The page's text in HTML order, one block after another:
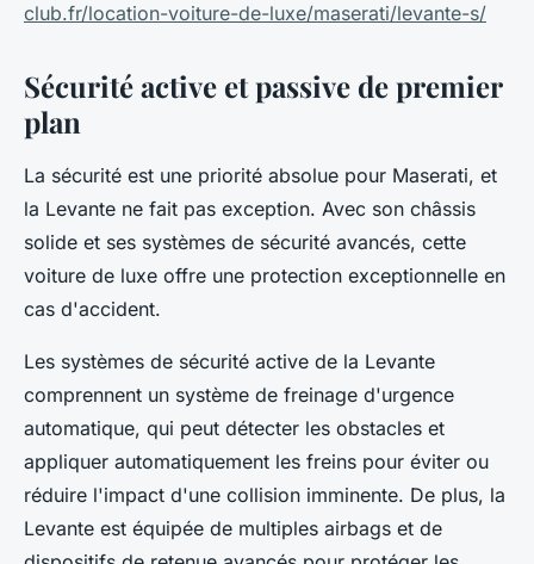
club.fr/location-voiture-de-luxe/maserati/levante-s/
Sécurité active et passive de premier
plan
La sécurité est une priorité absolue pour Maserati, et
la Levante ne fait pas exception. Avec son châssis
solide et ses systèmes de sécurité avancés, cette
voiture de luxe offre une protection exceptionnelle en
cas d'accident.
Les systèmes de sécurité active de la Levante
comprennent un système de freinage d'urgence
automatique, qui peut détecter les obstacles et
appliquer automatiquement les freins pour éviter ou
réduire l'impact d'une collision imminente. De plus, la
Levante est équipée de multiples airbags et de